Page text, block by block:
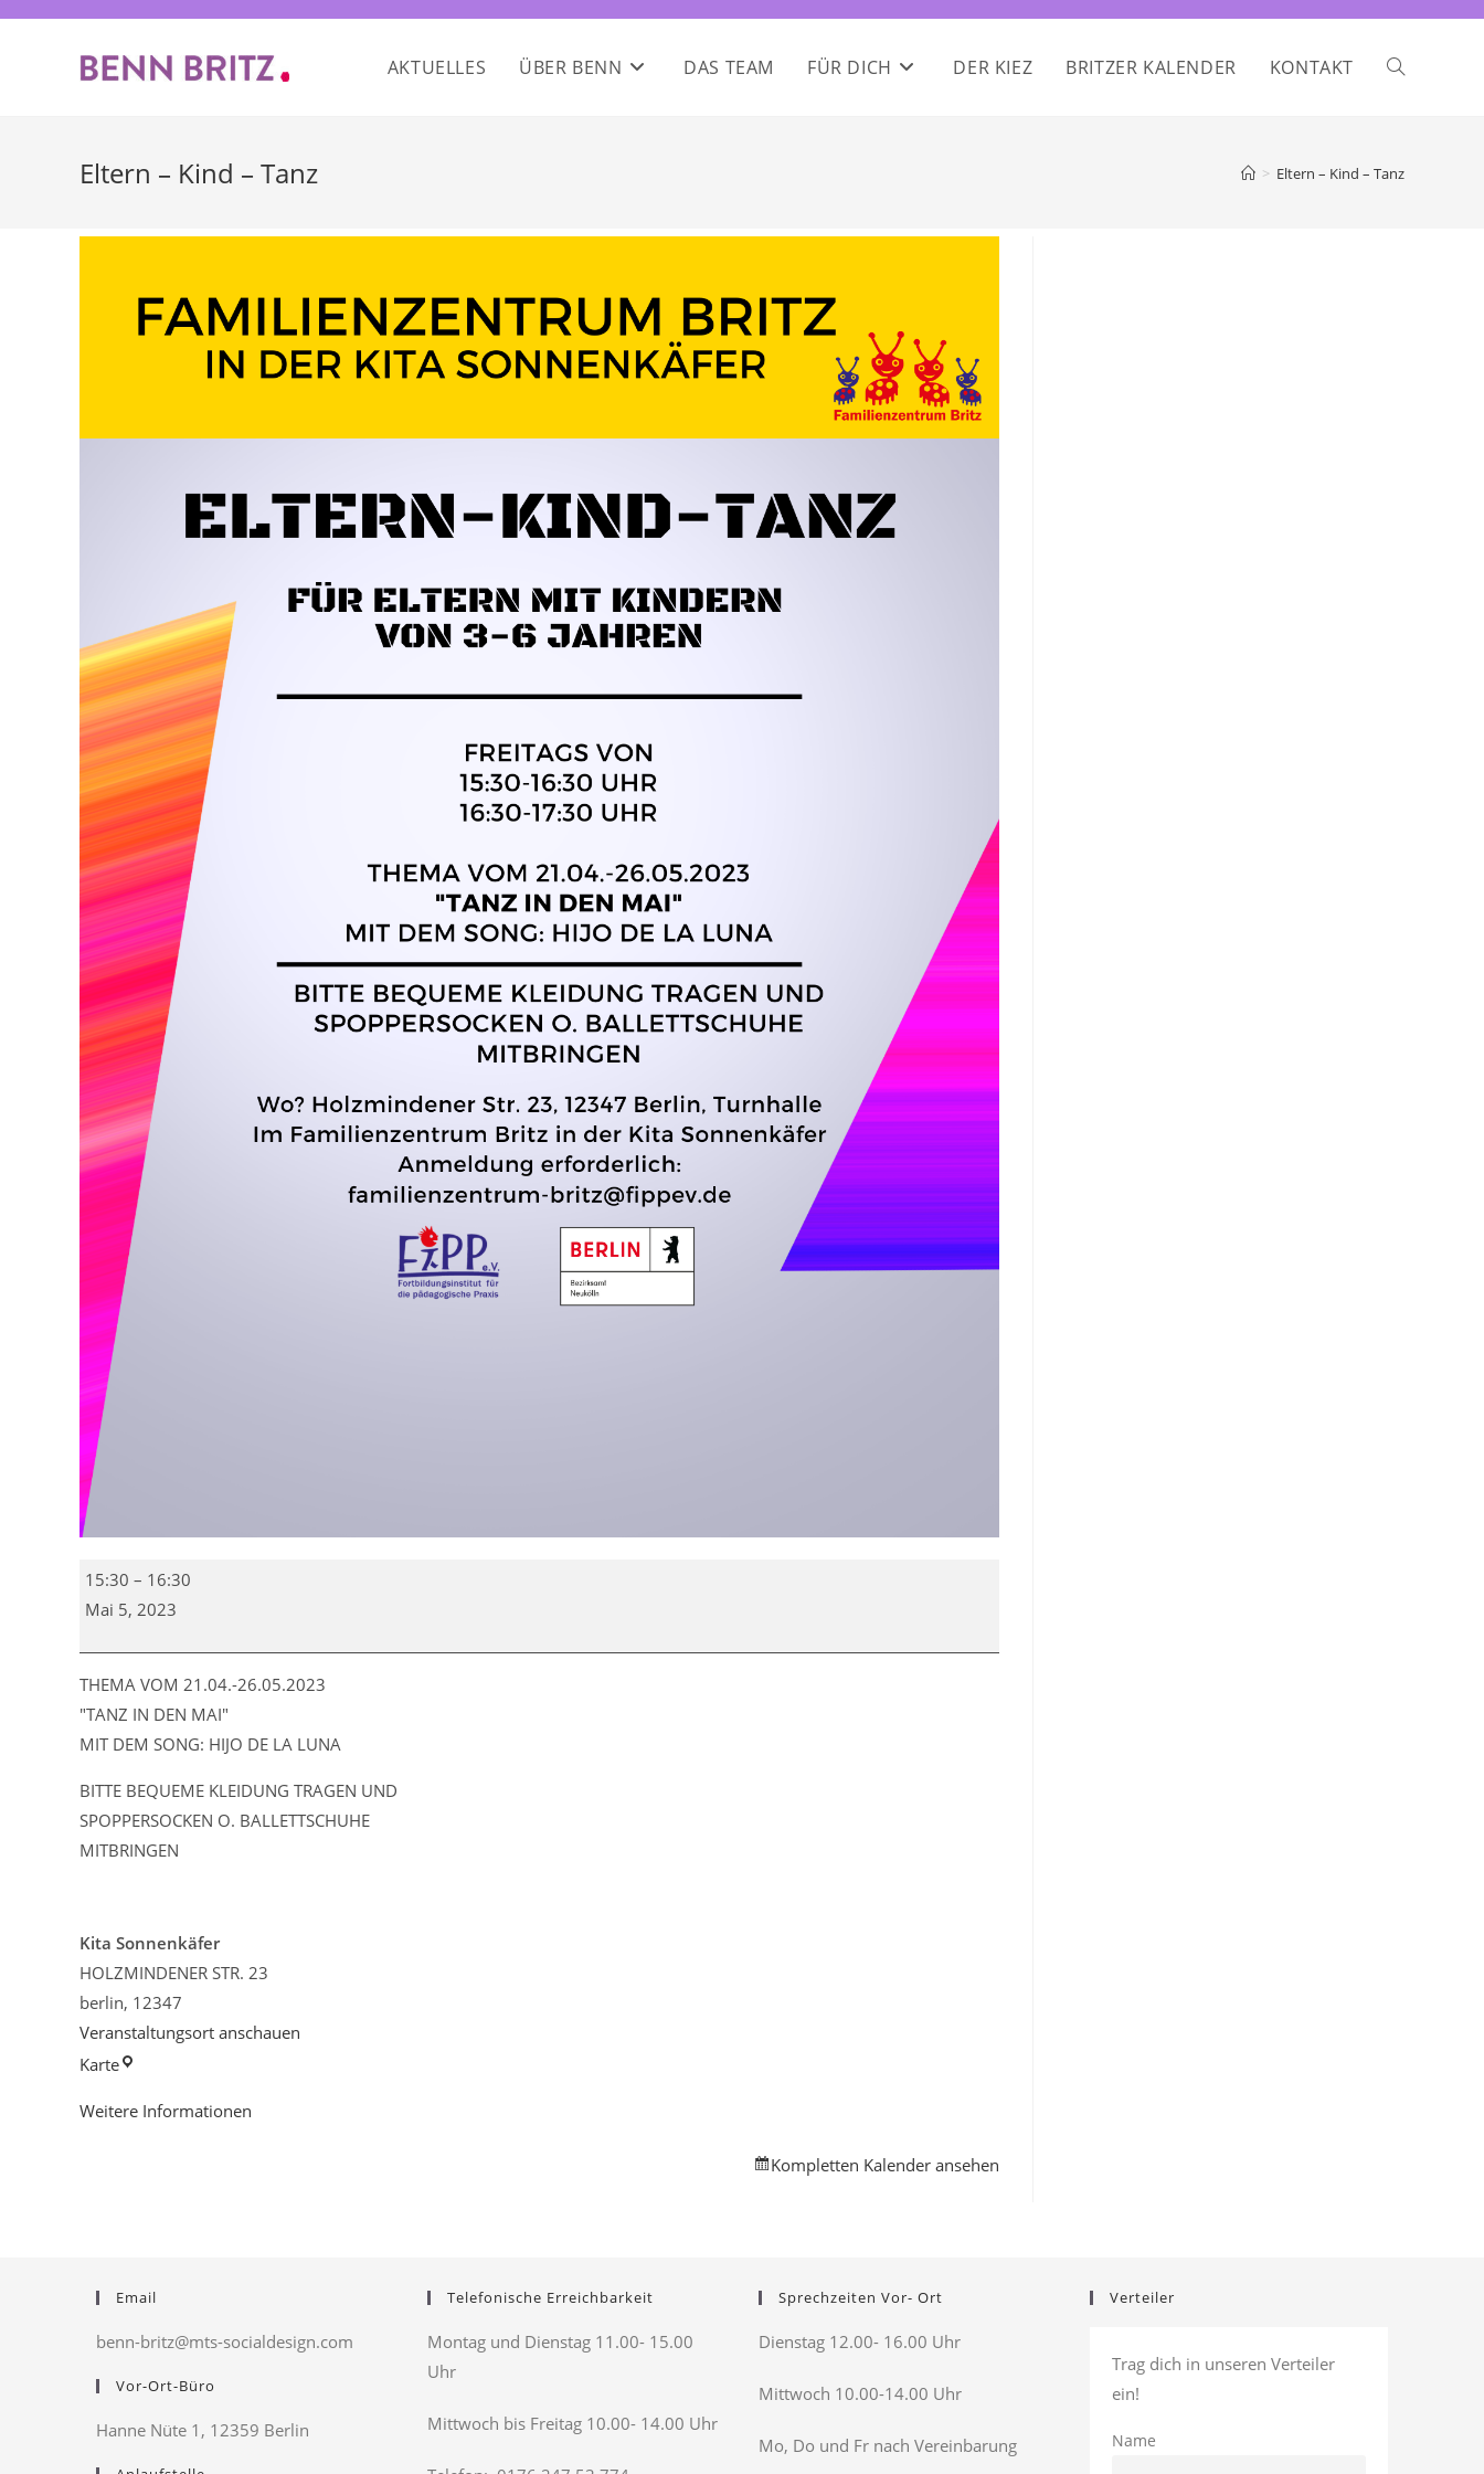
AKTUELLES ÜBER BENN DAS TEAM FÜR DICH DER KIEZ BRITZER KALENDER KONTAKT WEBSITE-
Eltern – Kind – Tanz > Eltern – Kind – Tanz
Eltern
-
Tanz
15:30 – 16:30
Mai 5, 2023
THEMA VOM 21.04.-26.05.2023
"TANZ IN DEN MAI"
MIT DEM SONG: HIJO DE LA LUNA
BITTE BEQUEME KLEIDUNG TRAGEN UND
SPOPPERSOCKEN O. BALLETTSCHUHE
MITBRINGEN
Kita Sonnenkäfer
HOLZMINDENER STR. 23
berlin, 12347
Veranstaltungsort anschauen
KarteKita
Weitere Informationen
Kompletten Kalender ansehen
Email
benn-britz@mts-socialdesign.com
Vor-Ort-Büro
Hanne Nüte 1, 12359 Berlin
Telefonische Erreichbarkeit
Montag und Dienstag 11.00- 15.00
Uhr
Mittwoch bis Freitag 10.00- 14.00 Uhr
Sprechzeiten Vor- Ort
Dienstag 12.00- 16.00 Uhr
Mittwoch 10.00-14.00 Uhr
Mo, Do und Fr nach Vereinbarung
Verteiler
Trag dich in unseren Verteiler
ein!
Name